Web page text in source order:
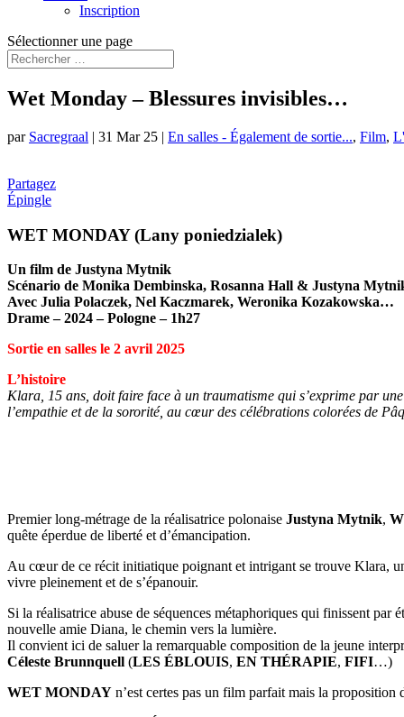
Inscription
Sélectionner une page
Wet Monday – Blessures invisibles…
par Sacregraal | 31 Mar 25 | En salles - Également de sortie..., Film,
Partagez
Épingle
WET MONDAY (Lany poniedzialek)
Un film de Justyna Mytnik
Scénario de Monika Dembinska, Rosanna Hall & Justyna
Avec Julia Polaczek, Nel Kaczmarek, Weronika Kozakowska…
Drame – 2024 – Pologne – 1h27
Sortie en salles le 2 avril 2025
L’histoire
Klara, 15 ans, doit faire face à un traumatisme qui s’exprime par
l’empathie et de la sororité, au cœur des célébrations colorées de
Premier long-métrage de la réalisatrice polonaise Justyna Mytnik,
quête éperdue de liberté et d’émancipation.
Au cœur de ce récit initiatique poignant et intrigant se trouve Klara,
vivre pleinement et de s’épanouir.
Si la réalisatrice abuse de séquences métaphoriques qui finissent
nouvelle amie Diana, le chemin vers la lumière.
Il convient ici de saluer la remarquable composition de la jeune
Céleste Brunnquell (LES ÉBLOUIS, EN THÉRAPIE, FIFI…)
WET MONDAY n’est certes pas un film parfait mais la proposition